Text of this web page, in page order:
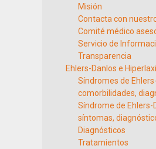
Misión
Contacta con
Comité médico
Servicio de
Transparencia
Ehlers-Danlos e
Síndromes de
comorbilidades,
Síndrome de Ehlers-
síntomas,
Diagnósticos
Tratamientos